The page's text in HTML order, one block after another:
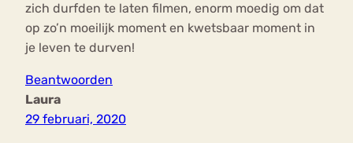
zich durfden te laten filmen, enorm moedig om dat
op zo’n moeilijk moment en kwetsbaar moment in
je leven te durven!
Beantwoorden
Laura
29 februari, 2020